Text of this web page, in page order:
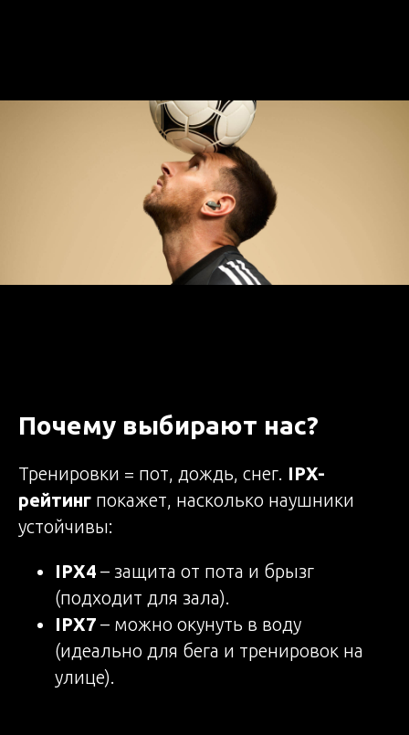
Почему выбирают нас?
Тренировки = пот, дождь, снег. IPX-
рейтинг покажет, насколько наушники
устойчивы:
IPX4 – защита от пота и брызг
(подходит для зала).
IPX7 – можно окунуть в воду
(идеально для бега и тренировок на
улице).